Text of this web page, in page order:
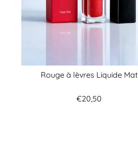
Rouge à lèvres Liquide Mat
€20,50